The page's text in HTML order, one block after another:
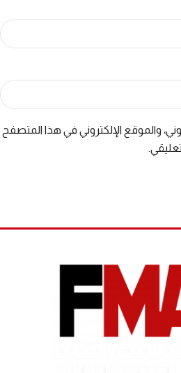
والموقع الإلكتروني في هذا المتصفح